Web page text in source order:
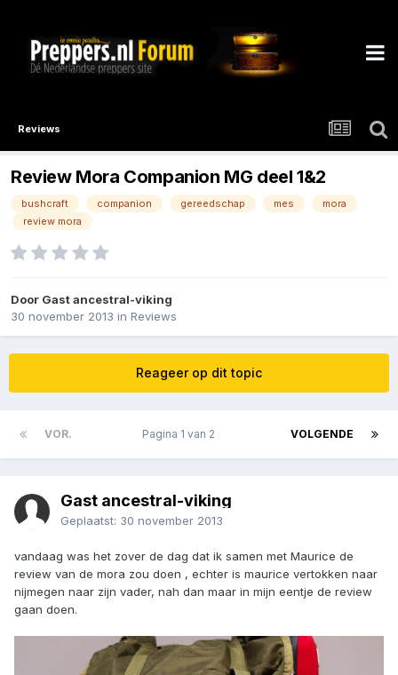
Reviews
Review Mora Companion MG deel 1&2
bushcraft companion gereedschap mes
mora
review mora
Door Gast ancestral-viking
30 november 2013 in Reviews
Reageer op dit topic
VOR. VOLGENDE
Pagina 1 van 2
Gast ancestral-viking
Geplaatst: 30 november 2013
vandaag was het zover de dag dat ik samen met Maurice de
review van de mora zou doen , echter is maurice vertokken naar
nijmegen naar zijn vader, nah dan maar in mijn eentje de review
gaan doen.